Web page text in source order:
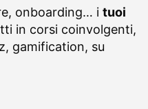
onboarding… i tuoi
in corsi coinvolgenti,
gamification, su